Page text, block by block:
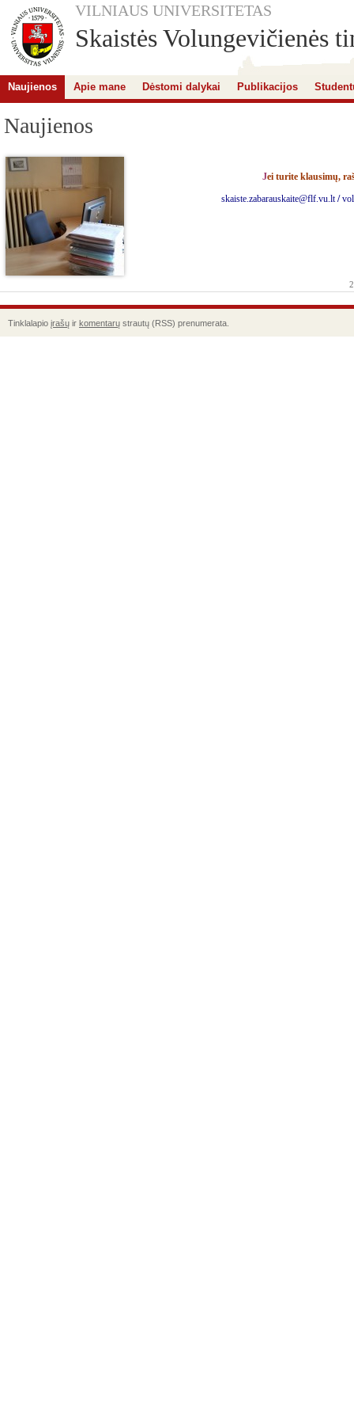
VILNIAUS UNIVERSITETAS
Skaistės Volungevičienės
Naujienos Apie mane Dėstomi dalykai Publikacijos
Naujienos
Jei turite klausimų,
skaiste.zabarauskaite@flf.vu.lt /
Tinklalapio įrašų ir komentarų strautų (RSS) prenumerata.